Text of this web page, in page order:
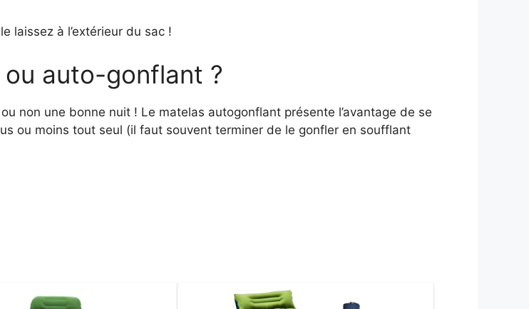
laissez à l’extérieur du sac !
auto-gonflant ?
non une bonne nuit ! Le matelas autogonflant présente l’avantage de se
ou moins tout seul (il faut souvent terminer de le gonfler en soufflant